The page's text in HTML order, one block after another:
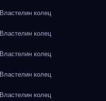
колец
колец
колец
колец
колец